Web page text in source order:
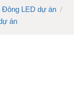
Đông LED dự án /
án